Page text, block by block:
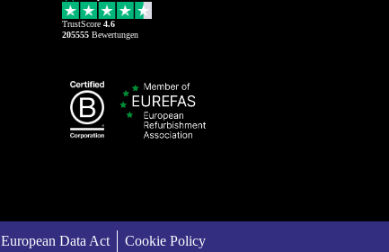
TrustScore 4.6
205555 Bewertungen
European Data Act Cookie Policy